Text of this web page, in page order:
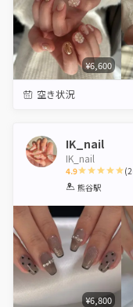
¥6,600
空き状況
IK_nail
IK_nail
4.9
1 2 3
(
熊谷駅
¥6,800